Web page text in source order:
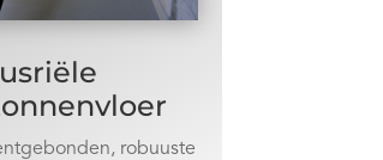
robuuste